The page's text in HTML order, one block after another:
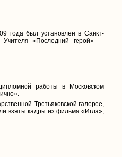
года был установлен в Санкт-
Учителя «Последний герой» —
работы в Московском
Третьяковской галерее,
взяты кадры из фильма «Игла»,